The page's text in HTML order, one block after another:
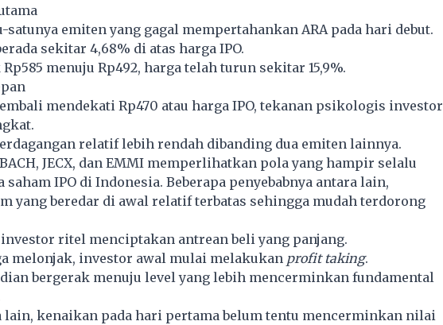
satunya emiten yang gagal mempertahankan ARA pada hari debut.
sekitar 4,68% di atas harga IPO.
menuju Rp492, harga telah turun sekitar 15,9%.
mendekati Rp470 atau harga IPO, tekanan psikologis investor
relatif lebih rendah dibanding dua emiten lainnya.
JECX, dan EMMI memperlihatkan pola yang hampir selalu
saham IPO di Indonesia. Beberapa penyebabnya antara lain,
yang beredar di awal relatif terbatas sehingga mudah terdorong
ritel menciptakan antrean beli yang panjang.
melonjak, investor awal mulai melakukan profit taking.
bergerak menuju level yang lebih mencerminkan fundamental
lain, kenaikan pada hari pertama belum tentu mencerminkan nilai